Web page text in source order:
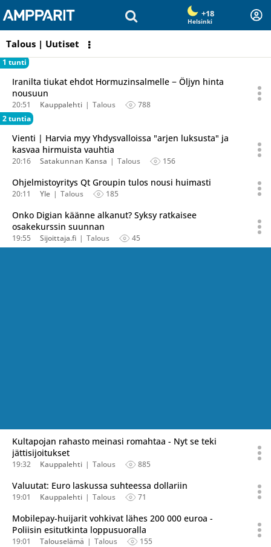
+18
Helsinki
Talous | Uutiset
1 tunti
Iranilta tiukat ehdot Hormuzinsalmelle − Öljyn hinta
nousuun
20:51 Kauppalehti Talous
788
2 tuntia
Vienti | Harvia myy Yhdysvalloissa "arjen luksusta" ja
kasvaa hirmuista vauhtia
20:16 Satakunnan Kansa Talous 156
Ohjelmistoyritys Qt Groupin tulos nousi huimasti
20:11 Yle Talous 185
Onko Digian käänne alkanut? Syksy ratkaisee
osakekurssin suunnan
19:55 Sijoittaja.fi Talous 45
Kultapojan rahasto meinasi romahtaa - Nyt se teki
jättisijoitukset
19:32 Kauppalehti Talous 885
Valuutat: Euro laskussa suhteessa dollariin
19:01 Kauppalehti Talous 71
Mobilepay-huijarit vohkivat lähes 200 000 euroa -
Poliisin esitutkinta loppusuoralla
19:01 Talouselämä Talous 155